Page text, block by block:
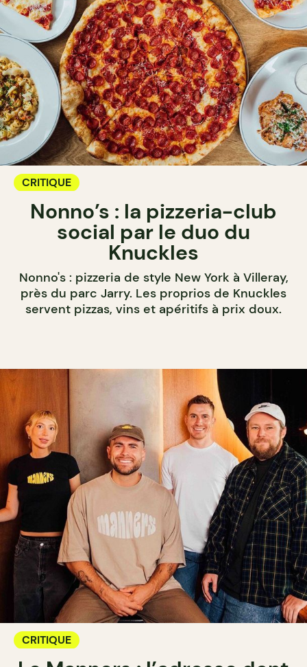
CRITIQUE
Nonno’s : la pizzeria-club
social par le duo du
Knuckles
Nonno's : pizzeria de style New York à Villeray,
près du parc Jarry. Les proprios de Knuckles
servent pizzas, vins et apéritifs à prix doux.
CRITIQUE